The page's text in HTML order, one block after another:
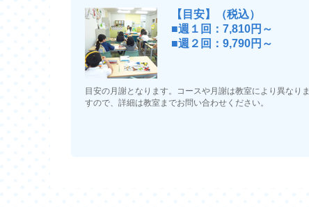
【目安】（税込）
■週１回：7,810円～
■週２回：9,790円～
目安の月謝となります。コースや月謝は教室により異なりま
すので、詳細は教室までお問い合わせください。